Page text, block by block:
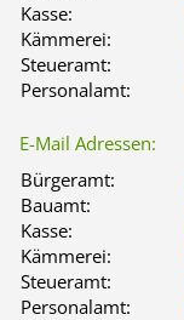
Kasse:
Kämmerei:
Steueramt:
Personalamt:
E-Mail Adressen:
Bürgeramt:
Bauamt:
Kasse:
Kämmerei:
Steueramt:
Personalamt: